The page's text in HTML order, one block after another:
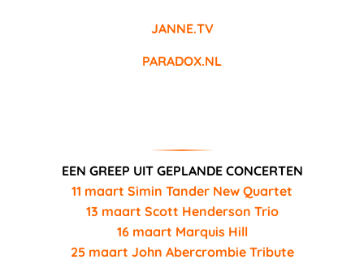
JANNE.TV
PARADOX.NL
EEN GREEP UIT GEPLANDE CONCERTEN
11 maart Simin Tander New Quartet
13 maart Scott Henderson Trio
16 maart Marquis Hill
25 maart John Abercrombie Tribute